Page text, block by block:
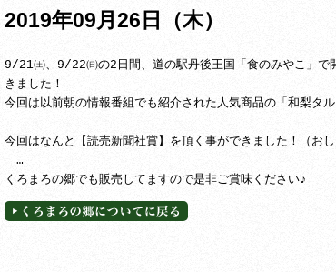
2019年09月26日（木）
9/21㈯、9/22㈰の2日間、道の駅丹後王国「食のみやこ」で
きました！
今回は以前朝の情報番組でも紹介された人気商品の「和梨タ
今回はなんと【読売新聞社賞】を頂く事ができました！（お
…
くろまろの郷でも販売してますので是非ご賞味ください♪